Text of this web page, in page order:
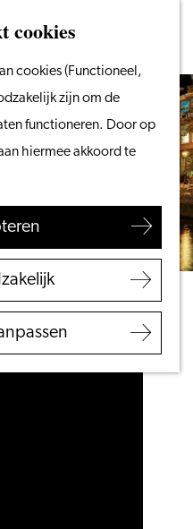
cookies
cookies (Functioneel,
zijn om de
functioneren. Door op
hiermee akkoord te
ZoekenVanaf het water
wandelen
Winkelen
Eten & drinken
Met kinderen
VVV Leiden
Bereikbaarheid
Regio Leiden
Zoeken